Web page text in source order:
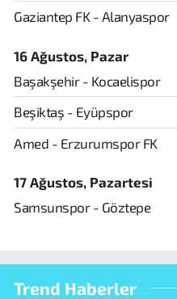
Gaziantep FK - Alanyaspor
16 Ağustos, Pazar
Başakşehir - Kocaelispor
Beşiktaş - Eyüpspor
Amed - Erzurumspor FK
17 Ağustos, Pazartesi
Samsunspor - Göztepe
Trend Haberler